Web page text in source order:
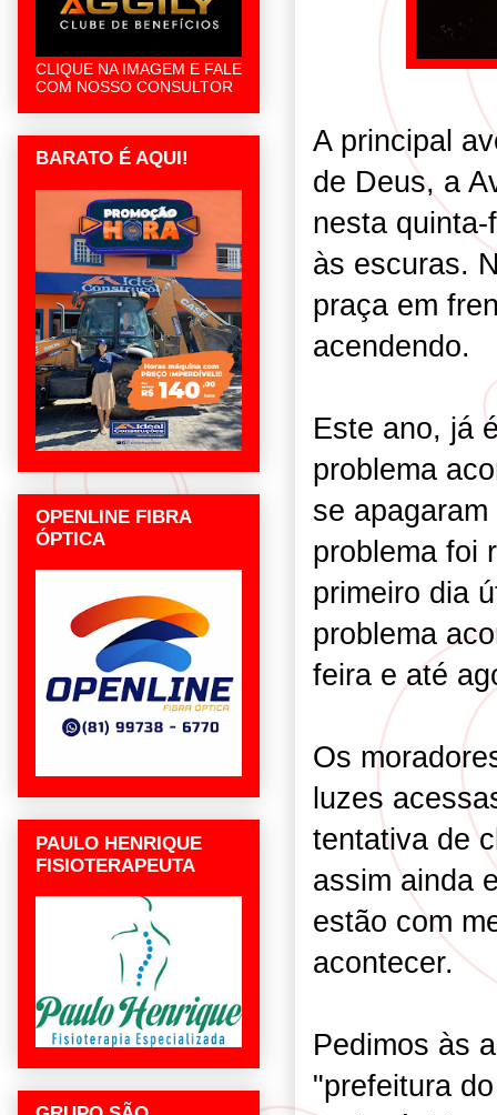
A principal
de Deus, a
nesta
às escuras.
praça em
acendendo.
Este ano, já
problema
se
problema foi
primeiro dia
problema
feira e até
Os
luzes
tentativa de
assim ainda
estão com
acontecer.
Pedimos às
"prefeitura
CLIQUE NA IMAGEM E FALE
COM NOSSO CONSULTOR
BARATO É AQUI!
OPENLINE FIBRA
ÓPTICA
PAULO HENRIQUE
FISIOTERAPEUTA